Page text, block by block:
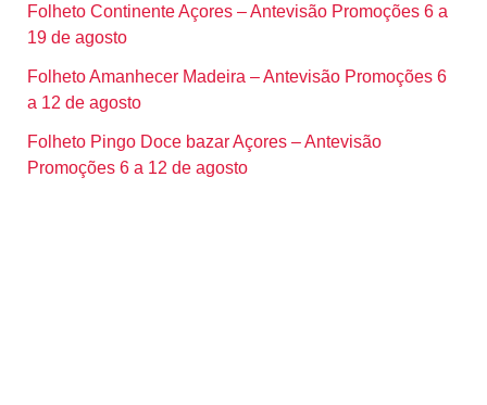
Folheto Continente Açores – Antevisão Promoções 6 a
19 de agosto
Folheto Amanhecer Madeira – Antevisão Promoções 6
a 12 de agosto
Folheto Pingo Doce bazar Açores – Antevisão
Promoções 6 a 12 de agosto